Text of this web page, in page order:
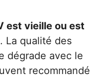
est vieille ou est
. La qualité des
dégrade avec le
recommandé